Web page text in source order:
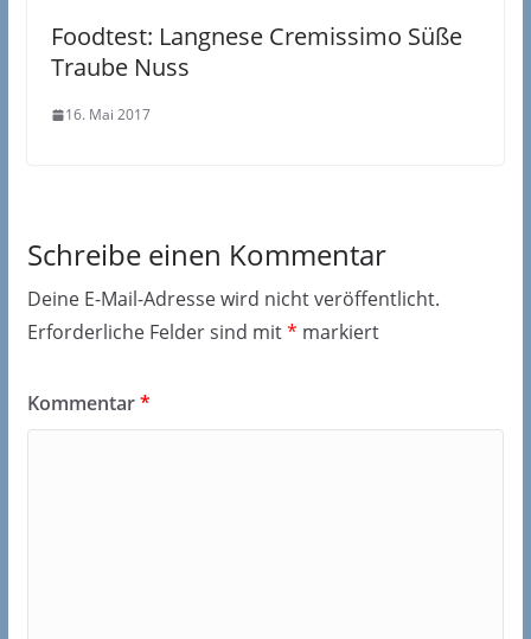
Foodtest: Langnese Cremissimo Süße
Traube Nuss
16. Mai 2017
Schreibe einen Kommentar
Deine E-Mail-Adresse wird nicht veröffentlicht.
Erforderliche Felder sind mit* markiert
Kommentar*